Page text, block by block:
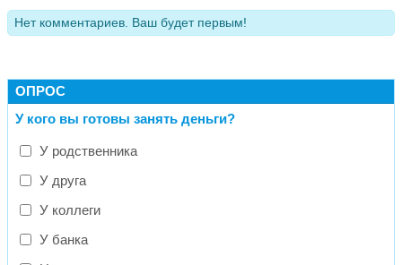
Нет комментариев. Ваш будет первым!
ОПРОС
У кого вы готовы занять деньги?
У родственника
У друга
У коллеги
У банка